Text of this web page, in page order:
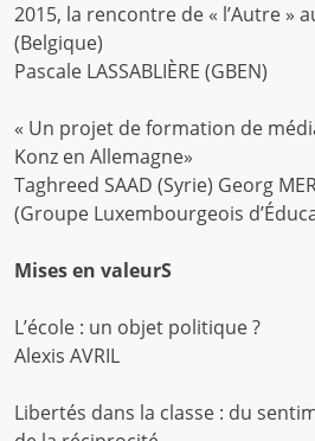
2015, la rencontre de « l’Autre »
(Belgique)
Pascale LASSABLIÈRE (GBEN)
« Un projet de formation de
Konz en Allemagne»
Taghreed SAAD (Syrie) Georg
(Groupe Luxembourgeois
Mises en valeurS
L’école : un objet politique ?
Alexis AVRIL
Libertés dans la classe : du